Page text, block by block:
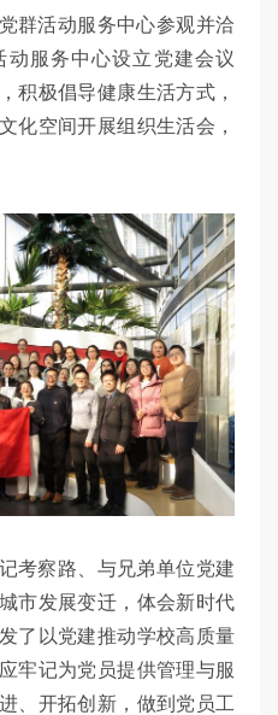
群活动服务中心参观并洽
服务中心设立党建会议
积极倡导健康生活方式，
化空间开展组织生活会，
考察路、与兄弟单位党建
市发展变迁，体会新时代
了以党建推动学校高质量
牢记为党员提供管理与服
、开拓创新，做到党员工